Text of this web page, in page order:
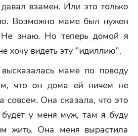
взамен. Или это только
Возможно маме был нужен
знаю. Но теперь домой я
хочу видеть эту "идиллию".
маме по поводу
что он дома ей ничем не
совсем. Она сказала, что это
у меня муж, там я буду
жить. Она меня вырастила